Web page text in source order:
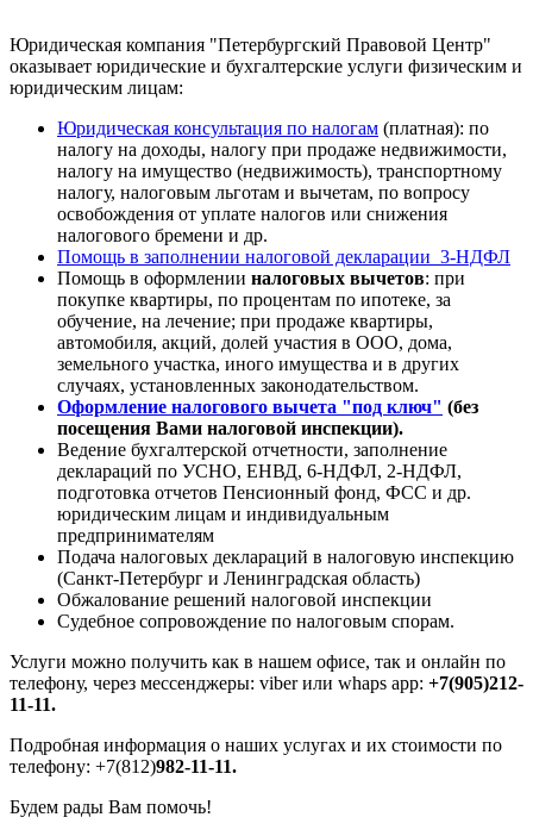
Юридическая компания "Петербургский Правовой Центр"
оказывает юридические и бухгалтерские услуги физическим и
юридическим лицам:
Юридическая консультация по налогам (платная): по
налогу на доходы, налогу при продаже недвижимости,
налогу на имущество (недвижимость), транспортному
налогу, налоговым льготам и вычетам, по вопросу
освобождения от уплате налогов или снижения
налогового бремени и др.
Помощь в заполнении налоговой декларации 3-НДФЛ
Помощь в оформлении налоговых вычетов: при
покупке квартиры, по процентам по ипотеке, за
обучение, на лечение; при продаже квартиры,
автомобиля, акций, долей участия в ООО, дома,
земельного участка, иного имущества и в других
случаях, установленных законодательством.
Оформление налогового вычета "под ключ" (без
посещения Вами налоговой инспекции).
Ведение бухгалтерской отчетности, заполнение
деклараций по УСНО, ЕНВД, 6-НДФЛ, 2-НДФЛ,
подготовка отчетов Пенсионный фонд, ФСС и др.
юридическим лицам и индивидуальным
предпринимателям
Подача налоговых деклараций в налоговую инспекцию
(Санкт-Петербург и Ленинградская область)
Обжалование решений налоговой инспекции
Судебное сопровождение по налоговым спорам.
Услуги можно получить как в нашем офисе, так и онлайн по
телефону, через мессенджеры: viber или whaps app: +7(905)212-
11-11.
Подробная информация о наших услугах и их стоимости по
телефону: +7(812)982-11-11.
Будем рады Вам помочь!